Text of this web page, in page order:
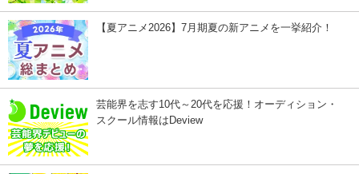
【夏アニメ2026】7月期夏の新アニメを一挙紹介！
芸能界を志す10代～20代を応援！オーディション・
スクール情報はDeview